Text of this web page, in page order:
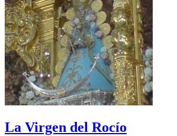
La Virgen del Rocío